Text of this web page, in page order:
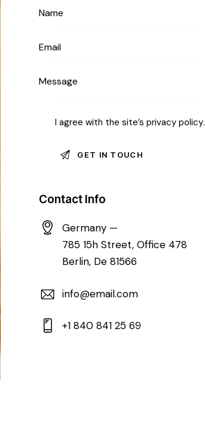
I agree with the site’sprivacy policy.
Contact Info
Germany —
785 15h Street, Office 478
Berlin, De 81566
info@email.com
+1 840 841 25 69